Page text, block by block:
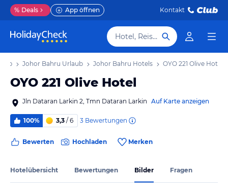
% Deals App öffnen Kontakt
Hotel, Reiseziel
Johor Bahru Urlaub Johor Bahru Hotels OYO 221 Olive Hotel
OYO 221 Olive Hotel
Jln Dataran Larkin 2, Tmn Dataran Larkin Auf Karte anzeigen
100% 3,3 / 6 3 Bewertungen
Bewerten Hochladen Merken
Hotelübersicht Bewertungen Bilder Fragen